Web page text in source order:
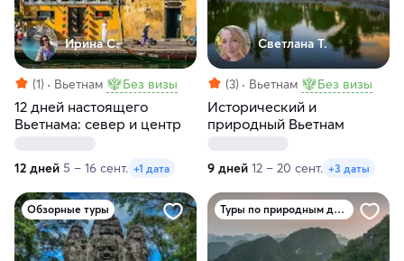
Ирина С.
(1) Вьетнам Без визы
12 дней настоящего
Вьетнама: север и центр
12 дней 5 – 16 сент. +1 дата
Светлана Т.
(3) Вьетнам Без визы
Исторический и
природный Вьетнам
9 дней 12 – 20 сент. +3 даты
Обзорные туры Туры по природным достопримечательностям